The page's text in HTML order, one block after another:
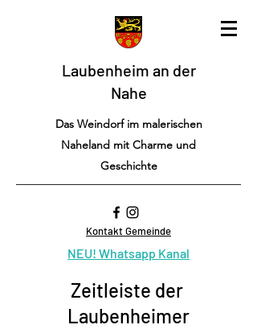
Laubenheim an der
Nahe
Das Weindorf im malerischen
Naheland mit Charme und
Geschichte
Kontakt Gemeinde
NEU! Whatsapp Kanal
Zeitleiste der
Laubenheimer